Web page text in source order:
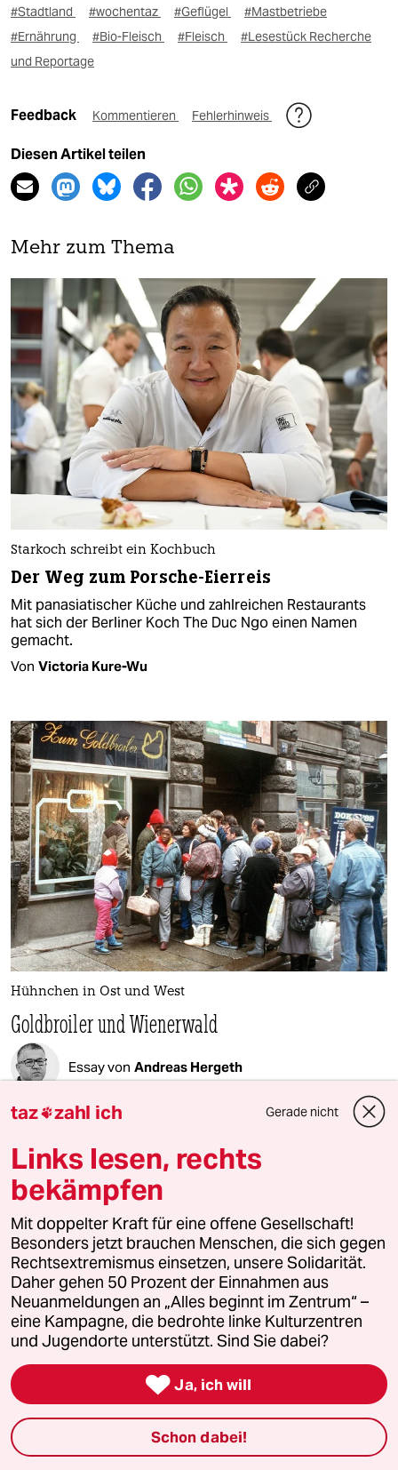
#Stadtland #wochentaz #Geflügel
#Mastbetriebe
#Ernährung
#Bio-Fleisch #Fleisch
#Lesestück Recherche
und Reportage
Feedback Kommentieren Fehlerhinweis
Diesen Artikel teilen
Mehr zum Thema
Starkoch schreibt ein Kochbuch
Der Weg zum Porsche-Eierreis
Mit panasiatischer Küche und zahlreichen Restaurants
hat sich der Berliner Koch The Duc Ngo einen Namen
gemacht.
Von Victoria Kure-Wu
Hühnchen in Ost und West
Goldbroiler und Wienerwald
Essay von Andreas Hergeth
Ein Broiler war in der DDR mehr als ein Brathähnchen.
Eine Erinnerung an den Geschmack des Ostens und des
Westens.
taz zahl ich Gerade nicht
Links lesen, rechts
bekämpfen
Mit doppelter Kraft für eine offene Gesellschaft!
Besonders jetzt brauchen Menschen, die sich gegen
Rechtsextremismus einsetzen, unsere Solidarität.
Daher gehen 50 Prozent der Einnahmen aus
Neuanmeldungen an „Alles beginnt im Zentrum“ –
eine Kampagne, die bedrohte linke Kulturzentren
und Jugendorte unterstützt. Sind Sie dabei?
 Ja, ich will
Schon dabei!